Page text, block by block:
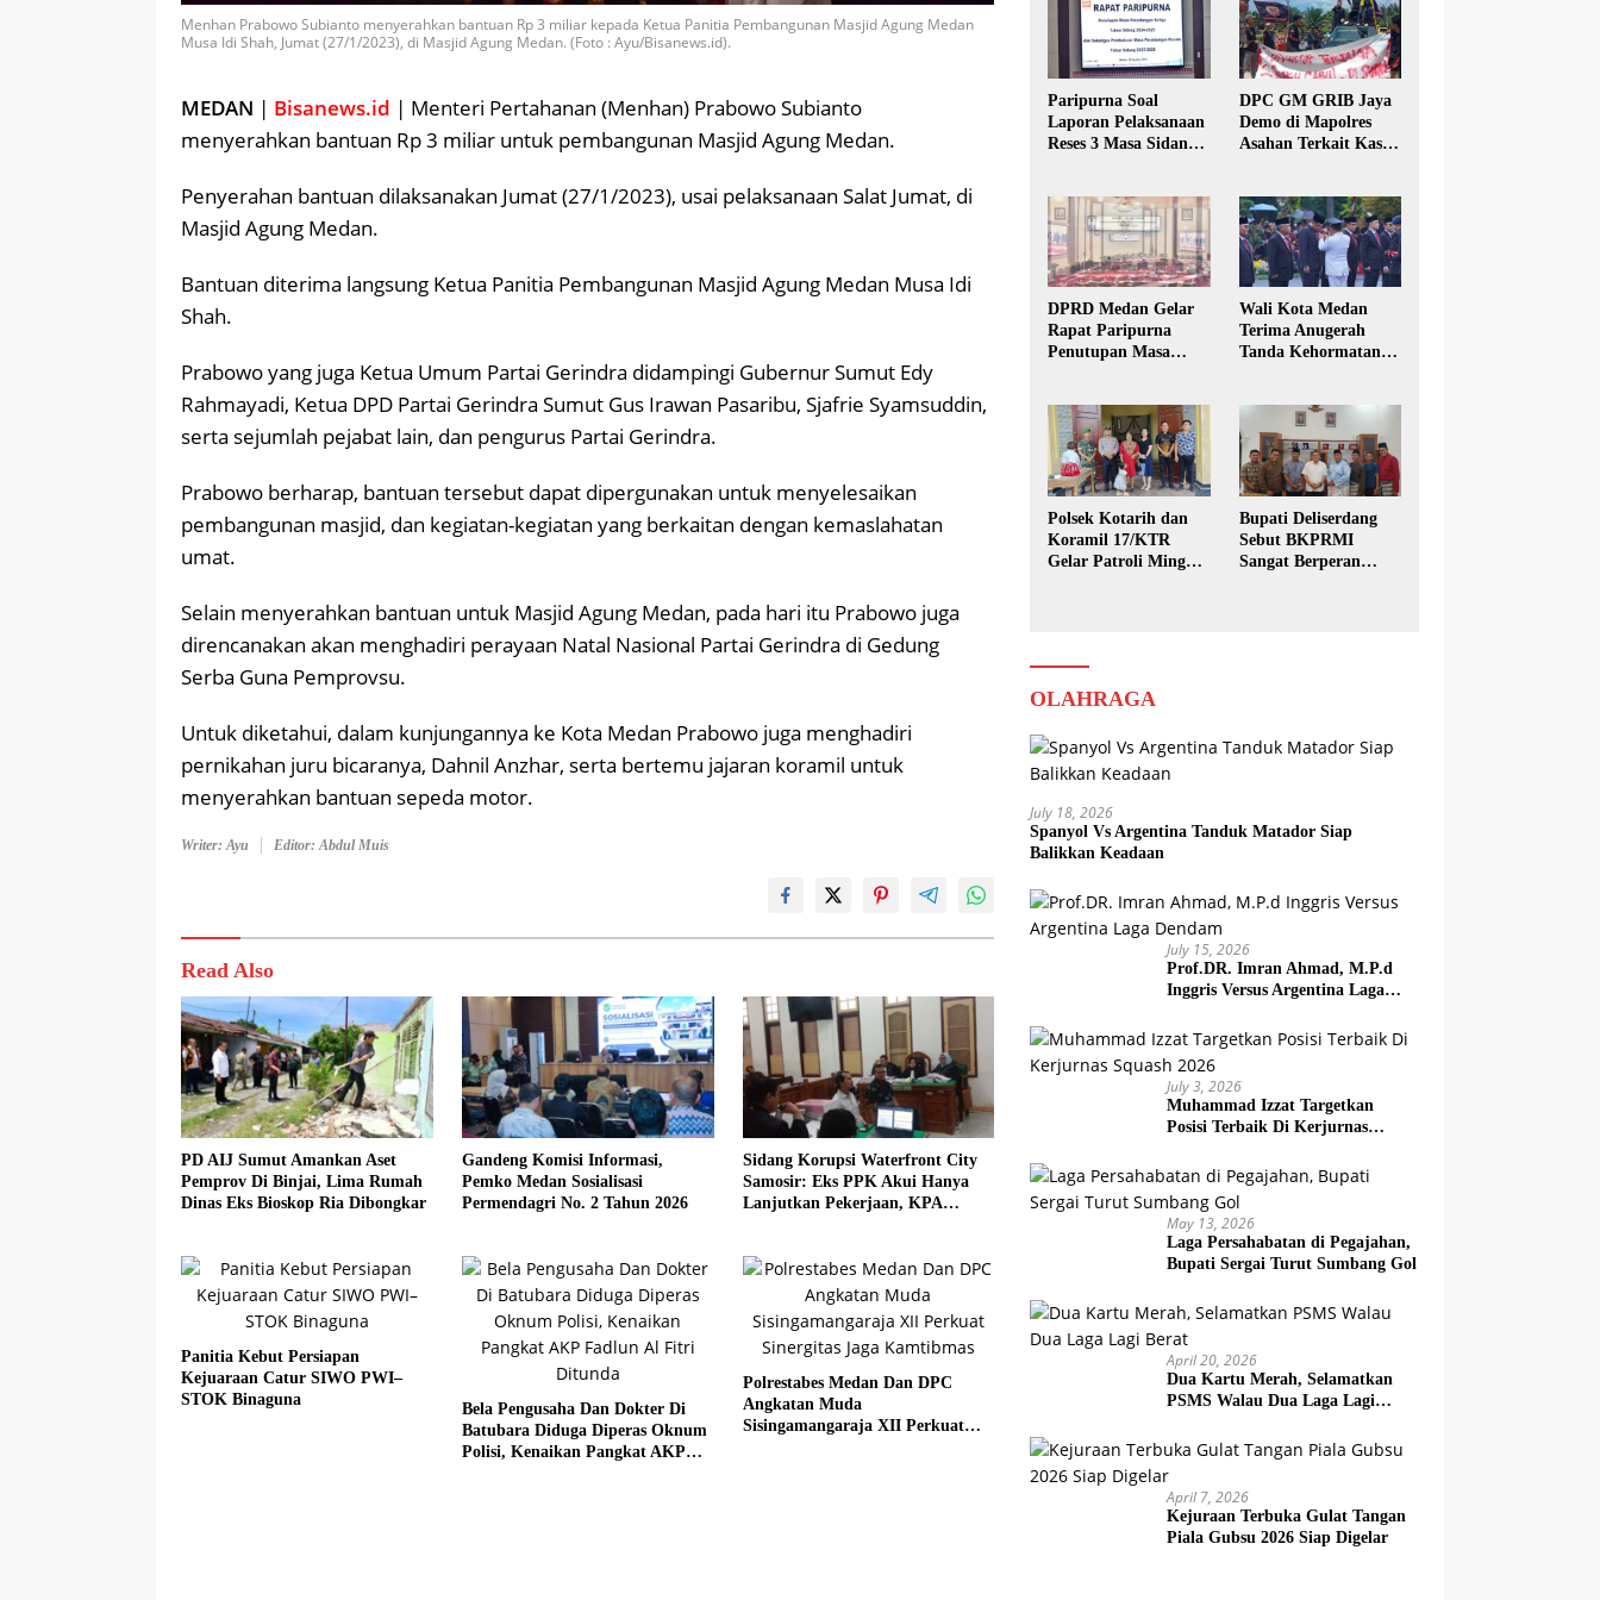
Menhan Prabowo Subianto menyerahkan bantuan Rp 3 miliar kepada Ketua Panitia Pembangunan Masjid Agung Medan
Musa Idi Shah, Jumat (27/1/2023), di Masjid Agung Medan. (Foto : Ayu/Bisanews.id).
MEDAN | Bisanews.id | Menteri Pertahanan (Menhan) Prabowo Subianto
menyerahkan bantuan Rp 3 miliar untuk pembangunan Masjid Agung Medan.
Penyerahan bantuan dilaksanakan Jumat (27/1/2023), usai pelaksanaan Salat Jumat, di
Masjid Agung Medan.
Bantuan diterima langsung Ketua Panitia Pembangunan Masjid Agung Medan Musa Idi
Shah.
Prabowo yang juga Ketua Umum Partai Gerindra didampingi Gubernur Sumut Edy
Rahmayadi, Ketua DPD Partai Gerindra Sumut Gus Irawan Pasaribu, Sjafrie Syamsuddin,
serta sejumlah pejabat lain, dan pengurus Partai Gerindra.
Prabowo berharap, bantuan tersebut dapat dipergunakan untuk menyelesaikan
pembangunan masjid, dan kegiatan-kegiatan yang berkaitan dengan kemaslahatan
umat.
Selain menyerahkan bantuan untuk Masjid Agung Medan, pada hari itu Prabowo juga
direncanakan akan menghadiri perayaan Natal Nasional Partai Gerindra di Gedung
Serba Guna Pemprovsu.
Untuk diketahui, dalam kunjungannya ke Kota Medan Prabowo juga menghadiri
pernikahan juru bicaranya, Dahnil Anzhar, serta bertemu jajaran koramil untuk
menyerahkan bantuan sepeda motor.
Writer: Ayu Editor: Abdul Muis
Read Also
PD AIJ Sumut Amankan Aset
Pemprov Di Binjai, Lima Rumah
Dinas Eks Bioskop Ria Dibongkar
Gandeng Komisi Informasi,
Pemko Medan Sosialisasi
Permendagri No. 2 Tahun 2026
Sidang Korupsi Waterfront City
Samosir: Eks PPK Akui Hanya
Lanjutkan Pekerjaan, KPA
Panitia Kebut Persiapan
Kejuaraan Catur SIWO PWI–
STOK Binaguna
Bela Pengusaha Dan Dokter Di
Batubara Diduga Diperas Oknum
Polisi, Kenaikan Pangkat AKP
Polrestabes Medan Dan DPC
Angkatan Muda
Sisingamangaraja XII Perkuat
Paripurna Soal
Laporan Pelaksanaan
Reses 3 Masa Sidang
DPC GM GRIB Jaya
Demo di Mapolres
Asahan Terkait Kasus
DPRD Medan Gelar
Rapat Paripurna
Penutupan Masa
Wali Kota Medan
Terima Anugerah
Tanda Kehormatan
Polsek Kotarih dan
Koramil 17/KTR
Gelar Patroli Minggu
Bupati Deliserdang
Sebut BKPRMI
Sangat Berperan
OLAHRAGA
July 18, 2026
Spanyol Vs Argentina Tanduk Matador Siap
Balikkan Keadaan
July 15, 2026
Prof.DR. Imran Ahmad, M.P.d
Inggris Versus Argentina Laga
July 3, 2026
Muhammad Izzat Targetkan
Posisi Terbaik Di Kerjurnas
May 13, 2026
Laga Persahabatan di Pegajahan,
Bupati Sergai Turut Sumbang Gol
April 20, 2026
Dua Kartu Merah, Selamatkan
PSMS Walau Dua Laga Lagi
April 7, 2026
Kejuraan Terbuka Gulat Tangan
Piala Gubsu 2026 Siap Digelar